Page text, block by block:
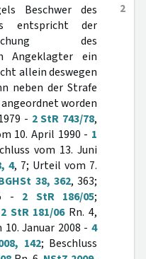
2
Beschwer des
entspricht der
des
Angeklagter ein
allein deswegen
neben der Strafe
worden
- 2 StR 743/78,
10. April 1990 - 1
vom 13. Juni
4, 7; Urteil vom 7.
38, 362, 363;
- 2 StR 186/05;
2 StR 181/06Rn. 4,
10. Januar 2008 -4
142; Beschluss